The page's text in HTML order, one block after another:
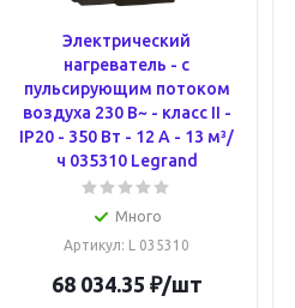
Электрический
нагреватель - с
пульсирующим потоком
воздуха 230 В~ - класс II -
IP20 - 350 Вт - 12 А - 13 м³/
ч 035310 Legrand
Много
Артикул: L 035310
68 034.35 ₽/шт